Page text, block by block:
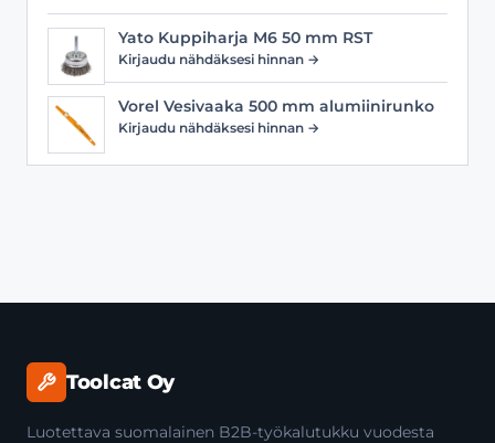
Yato Kuppiharja M6 50 mm RST
Kirjaudu nähdäksesi hinnan →
Vorel Vesivaaka 500 mm alumiinirunko
Kirjaudu nähdäksesi hinnan →
Toolcat Oy
Luotettava suomalainen B2B-työkalutukku vuodesta